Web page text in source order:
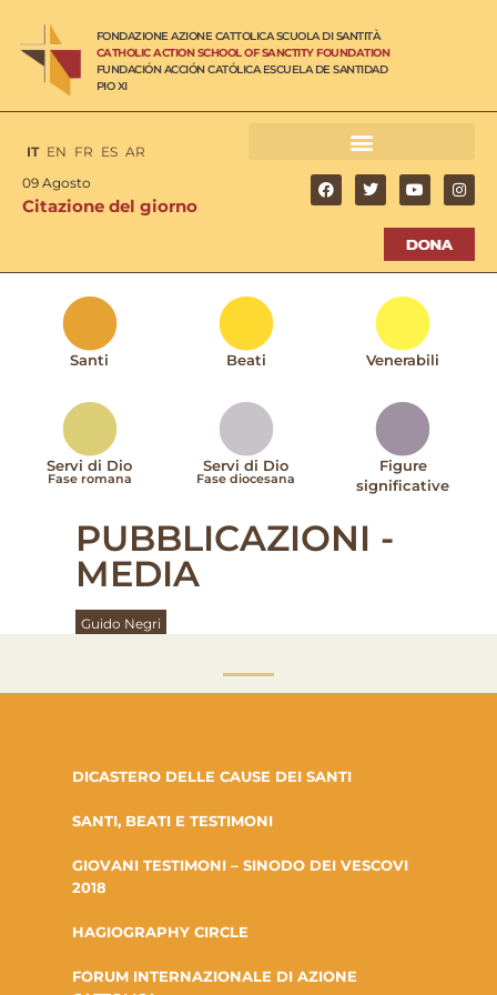
FONDAZIONE AZIONE CATTOLICA SCUOLA DI SANTITÀ
CATHOLIC ACTION SCHOOL OF SANCTITY FOUNDATION
FUNDACIÓN ACCIÓN CATÓLICA ESCUELA DE SANTIDAD
PIO XI
IT EN FR ES AR
09 Agosto
Citazione del giorno
Santi Beati Venerabili
Servi di Dio
Fase romana
Servi di Dio
Fase diocesana
Figure
significative
PUBBLICAZIONI -
MEDIA
Guido Negri
DICASTERO DELLE CAUSE DEI SANTI
SANTI, BEATI E TESTIMONI
GIOVANI TESTIMONI – SINODO DEI VESCOVI
2018
HAGIOGRAPHY CIRCLE
FORUM INTERNAZIONALE DI AZIONE